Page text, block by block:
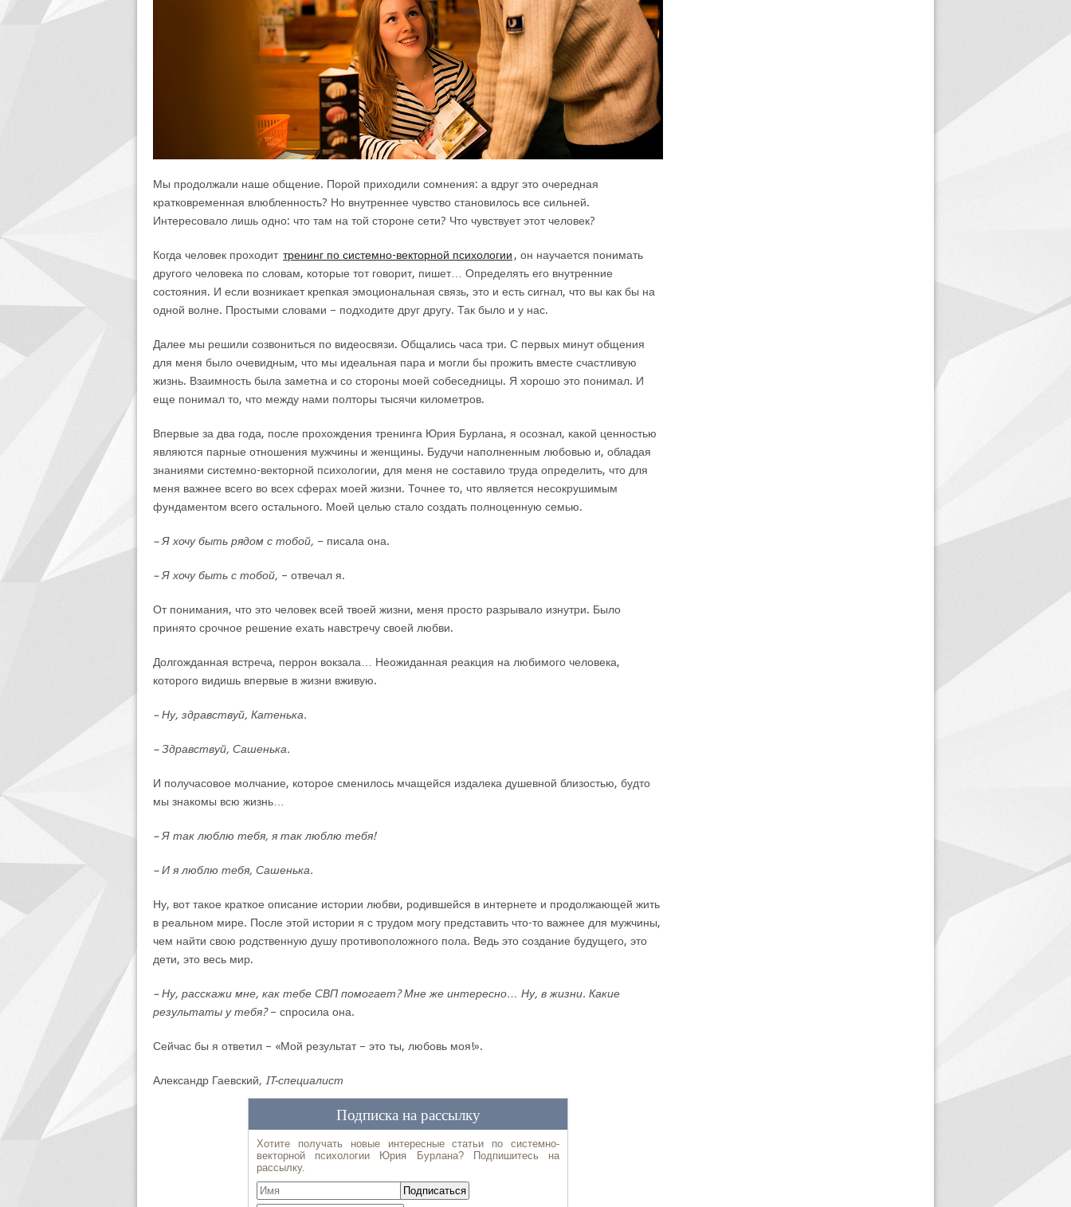
Мы продолжали наше общение. Порой приходили сомнения: а вдруг это очередная
кратковременная влюбленность? Но внутреннее чувство становилось все сильней.
Интересовало лишь одно: что там на той стороне сети? Что чувствует этот человек?
Когда человек проходит тренинг по системно-векторной психологии , он научается понимать
другого человека по словам, которые тот говорит, пишет… Определять его внутренние
состояния. И если возникает крепкая эмоциональная связь, это и есть сигнал, что вы как бы на
одной волне. Простыми словами – подходите друг другу. Так было и у нас.
Далее мы решили созвониться по видеосвязи. Общались часа три. С первых минут общения
для меня было очевидным, что мы идеальная пара и могли бы прожить вместе счастливую
жизнь. Взаимность была заметна и со стороны моей собеседницы. Я хорошо это понимал. И
еще понимал то, что между нами полторы тысячи километров.
Впервые за два года, после прохождения тренинга Юрия Бурлана, я осознал, какой ценностью
являются парные отношения мужчины и женщины. Будучи наполненным любовью и, обладая
знаниями системно-векторной психологии, для меня не составило труда определить, что для
меня важнее всего во всех сферах моей жизни. Точнее то, что является несокрушимым
фундаментом всего остального. Моей целью стало создать полноценную семью.
– Я хочу быть рядом с тобой, – писала она.
– Я хочу быть с тобой, – отвечал я.
От понимания, что это человек всей твоей жизни, меня просто разрывало изнутри. Было
принято срочное решение ехать навстречу своей любви.
Долгожданная встреча, перрон вокзала… Неожиданная реакция на любимого человека,
которого видишь впервые в жизни вживую.
– Ну, здравствуй, Катенька.
– Здравствуй, Сашенька.
И получасовое молчание, которое сменилось мчащейся издалека душевной близостью, будто
мы знакомы всю жизнь…
– Я так люблю тебя, я так люблю тебя!
– И я люблю тебя, Сашенька.
Ну, вот такое краткое описание истории любви, родившейся в интернете и продолжающей жить
в реальном мире. После этой истории я с трудом могу представить что-то важнее для мужчины,
чем найти свою родственную душу противоположного пола. Ведь это создание будущего, это
дети, это весь мир.
– Ну, расскажи мне, как тебе СВП помогает? Мне же интересно… Ну, в жизни. Какие
результаты у тебя?– спросила она.
Сейчас бы я ответил – «Мой результат – это ты, любовь моя!».
Александр Гаевский, IT-специалист